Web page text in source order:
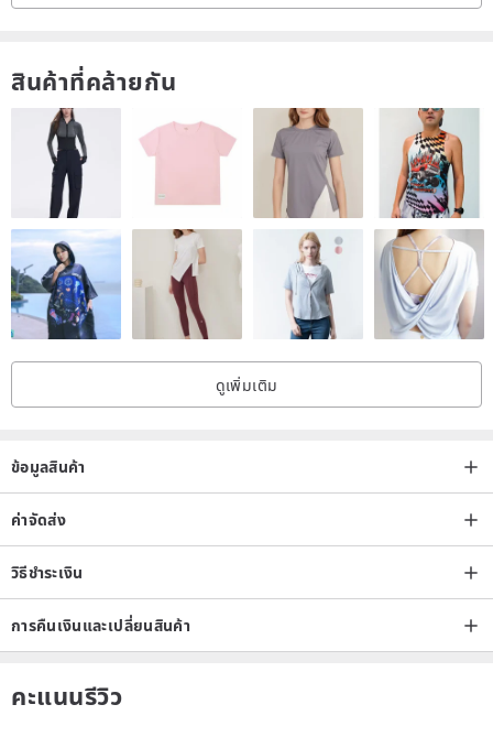
reactions.
It can accompany you during showers and handwashing,
maintaining its radiance for years without easily fading.
**✦ Soul Notes of the Gemstone | Orange Moonstone
If Blue Moonstone is the serene deep night,
then Orange Moonstone is"a warm ray of sunshine at dusk."
It carries a gentle frequency, capable of soothing inner anxieties
and infusing a tired soul with a comforting warmth.
⟡ An Emotional Haven: Orange Moonstone corresponds to the
it gently helps to dissolve negative emotions,
guiding you back to inner peace and a sense of security.
⟡ Awakening Creativity and Confidence: It represents warm,
dispelling passive thoughts and igniting intuition and creativity.
their work,
สินค้าที่คล้ายกัน
ดูเพิ่มเติม
ข้อมูลสินค้า
ค่าจัดส่ง
วิธีชำระเงิน
การคืนเงินและเปลี่ยนสินค้า
คะแนนรีวิว